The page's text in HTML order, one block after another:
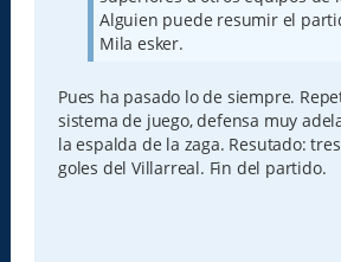
Alguien puede resumir el
Mila esker.
Pues ha pasado lo de siempre.
sistema de juego, defensa muy
la espalda de la zaga. Resutado:
goles del Villarreal. Fin del partido.